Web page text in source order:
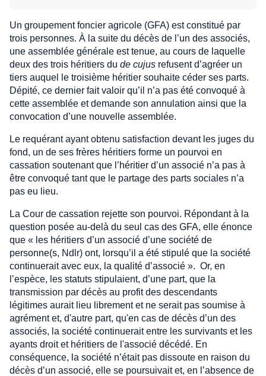
Un groupement foncier agricole (GFA) est constitué par
trois personnes. À la suite du décès de l’un des associés,
une assemblée générale est tenue, au cours de laquelle
deux des trois héritiers du de cujus refusent d’agréer un
tiers auquel le troisième héritier souhaite céder ses parts.
Dépité, ce dernier fait valoir qu’il n’a pas été convoqué à
cette assemblée et demande son annulation ainsi que la
convocation d’une nouvelle assemblée.
Le requérant ayant obtenu satisfaction devant les juges du
fond, un de ses frères héritiers forme un pourvoi en
cassation soutenant que l’héritier d’un associé n’a pas à
être convoqué tant que le partage des parts sociales n’a
pas eu lieu.
La Cour de cassation rejette son pourvoi. Répondant à la
question posée au-delà du seul cas des GFA, elle énonce
que « les héritiers d’un associé d’une société de
personne(s, Ndlr) ont, lorsqu’il a été stipulé que la société
continuerait avec eux, la qualité d’associé ». Or, en
l’espèce, les statuts stipulaient, d’une part, que la
transmission par décès au profit des descendants
légitimes aurait lieu librement et ne serait pas soumise à
agrément et, d'autre part, qu'en cas de décès d’un des
associés, la société continuerait entre les survivants et les
ayants droit et héritiers de l'associé décédé. En
conséquence, la société n’était pas dissoute en raison du
décès d’un associé, elle se poursuivait et, en l’absence de